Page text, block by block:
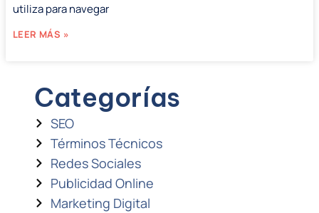
utiliza para navegar
LEER MÁS »
Categorías
SEO
Términos Técnicos
Redes Sociales
Publicidad Online
Marketing Digital